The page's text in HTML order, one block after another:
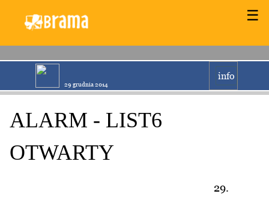
☰
29 grudnia 2014
info
ALARM - LIST6
OTWARTY
29.